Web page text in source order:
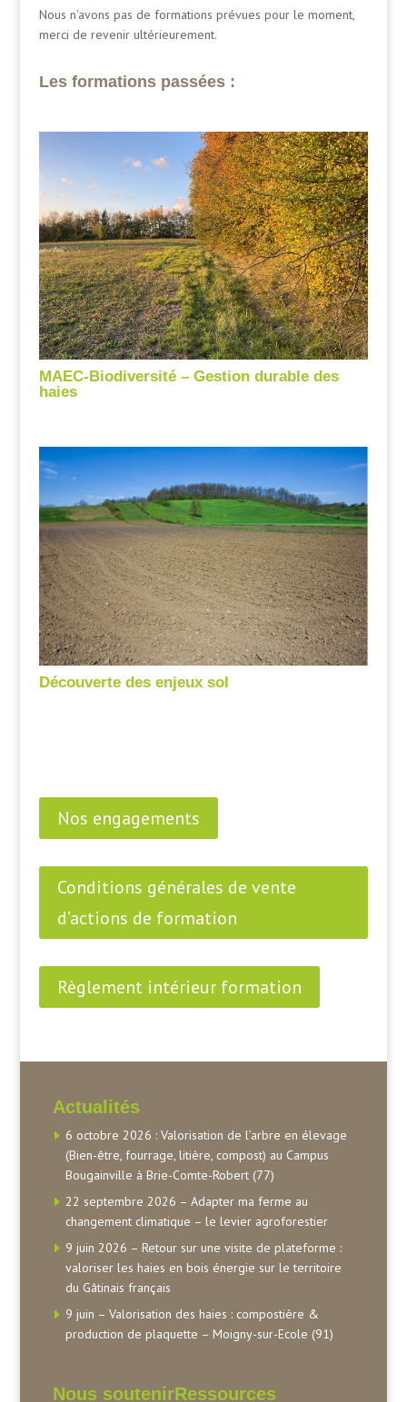
Nous n'avons pas de formations prévues pour le moment,
merci de revenir ultérieurement.
Les formations passées :
MAEC-Biodiversité – Gestion durable des
haies
Découverte des enjeux sol
Nos engagements
Conditions générales de vente
d’actions de formation
Règlement intérieur formation
Actualités
6 octobre 2026 : Valorisation de l’arbre en élevage
(Bien-être, fourrage, litière, compost) au Campus
Bougainville à Brie-Comte-Robert (77)
22 septembre 2026 – Adapter ma ferme au
changement climatique – le levier agroforestier
9 juin 2026 – Retour sur une visite de plateforme :
valoriser les haies en bois énergie sur le territoire
du Gâtinais français
9 juin – Valorisation des haies : compostière &
production de plaquette – Moigny-sur-Ecole (91)
Nous soutenirRessources